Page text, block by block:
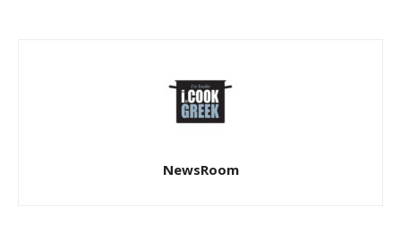
NewsRoom